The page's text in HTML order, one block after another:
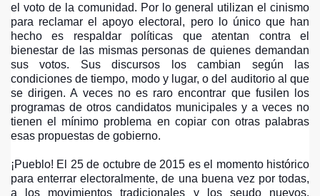
el voto de la comunidad. Por lo general utilizan el cinismo
para reclamar el apoyo electoral, pero lo único que han
hecho es respaldar políticas que atentan contra el
bienestar de las mismas personas de quienes demandan
sus votos. Sus discursos los cambian según las
condiciones de tiempo, modo y lugar, o del auditorio al que
se dirigen. A veces no es raro encontrar que fusilen los
programas de otros candidatos municipales y a veces no
tienen el mínimo problema en copiar con otras palabras
esas propuestas de gobierno.
¡Pueblo! El 25 de octubre de 2015 es el momento histórico
para enterrar electoralmente, de una buena vez por todas,
a los movimientos tradicionales y los seudo nuevos,
NI AYUDARA A RECOLECTAR FIRMAS PARA